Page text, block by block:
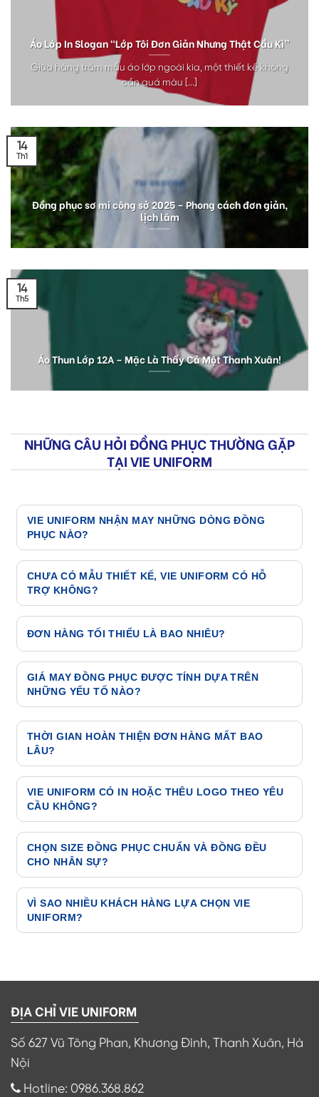
Áo Lớp In Slogan “Lớp Tôi Đơn Giản Nhưng Thật Cầu Kì”
Giữa hàng trăm mẫu áo lớp ngoài kia, một thiết kế không
cần quá màu [...]
Đồng phục sơ mi công sở 2025 – Phong cách đơn giản,
lịch lãm
14
Th1
Áo Thun Lớp 12A – Mặc Là Thấy Cả Một Thanh Xuân!
14
Th5
NHỮNG CÂU HỎI ĐỒNG PHỤC THƯỜNG GẶP
TẠI VIE UNIFORM
VIE UNIFORM NHẬN MAY NHỮNG DÒNG ĐỒNG
PHỤC NÀO?
Nhóm đồng phục học sinh: áo lớp, đồng phục mầm
áo sơ mi, quần âu, đồ bảo hộ lao động, mũ, đồng
phục phòng sạch, giày bảo hộ, tạp dề.
CHƯA CÓ MẪU THIẾT KẾ, VIE UNIFORM CÓ HỖ
TRỢ KHÔNG?
ĐƠN HÀNG TỐI THIỂU LÀ BAO NHIÊU?
GIÁ MAY ĐỒNG PHỤC ĐƯỢC TÍNH DỰA TRÊN
NHỮNG YẾU TỐ NÀO?
dựa trên dòng sản
phẩm, chất liệu vải, số lượng đặt hàng, kiểu thiết kế
và yêu cầu in thêu logo.
THỜI GIAN HOÀN THIỆN ĐƠN HÀNG MẤT BAO
LÂU?
Đối với dòng may sẵn: từ 3–5 ngày.
Đối với dòng cắt may theo yêu cầu: từ 7–10 ngày.
VIE UNIFORM CÓ IN HOẶC THÊU LOGO THEO YÊU
CẦU KHÔNG?
CHỌN SIZE ĐỒNG PHỤC CHUẨN VÀ ĐỒNG ĐỀU
CHO NHÂN SỰ?
VÌ SAO NHIỀU KHÁCH HÀNG LỰA CHỌN VIE
UNIFORM?
ĐỊA CHỈ VIE UNIFORM
Số 627 Vũ Tông Phan, Khương Đình, Thanh Xuân, Hà
Nội
Hotline: 0986.368.862